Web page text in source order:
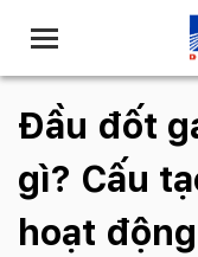
T
g
g
l
e
n
v
Đầu đốt
gì? Cấu
hoạt động